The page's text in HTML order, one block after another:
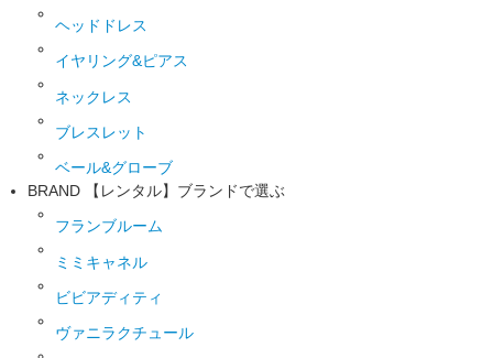
ヘッドドレス
イヤリング&ピアス
ネックレス
ブレスレット
ベール&グローブ
BRAND
【レンタル】ブランドで選ぶ
フランブルーム
ミミキャネル
ビビアディティ
ヴァニラクチュール